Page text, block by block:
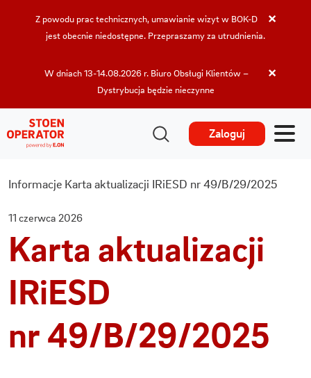
×
Z powodu prac technicznych, umawianie wizyt w BOK-D
jest obecnie niedostępne. Przepraszamy za utrudnienia.
×
W dniach 13-14.08.2026 r. Biuro Obsługi Klientów –
Dystrybucja będzie nieczynne
Zaloguj
Informacje Karta aktualizacji IRiESD nr 49/B/29/2025
11 czerwca 2026
Karta aktualizacji
IRiESD
nr 49/B/29/2025